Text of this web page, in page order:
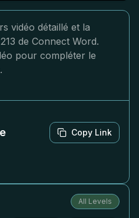
vidéo détaillé et la
de Connect Word.
pour compléter le
Copy Link
All Levels